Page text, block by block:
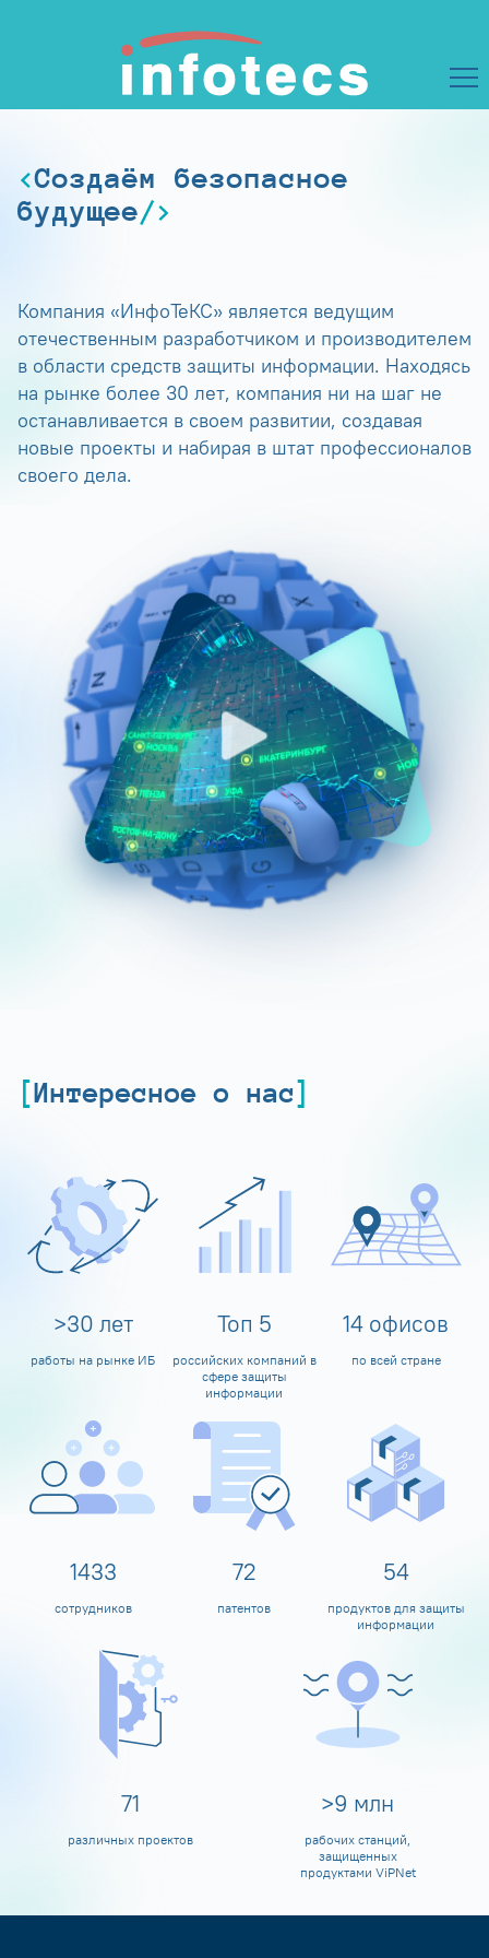
Создаём безопасное
будущее
Компания «ИнфоТеКС» является ведущим
отечественным разработчиком и производителем
в области средств защиты информации. Находясь
на рынке более 30 лет, компания ни на шаг не
останавливается в своем развитии, создавая
новые проекты и набирая в штат профессионалов
своего дела.
Интересное о нас
>30 лет
работы на рынке ИБ
Топ 5
российских компаний в
сфере защиты
информации
14 офисов
по всей стране
1598
сотрудников
80
патентов
60
продуктов для защиты
информации
80
различных проектов
>10 млн
рабочих станций,
защищенных
продуктами ViPNet